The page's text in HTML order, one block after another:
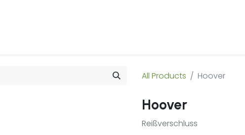
All Products Hoover
Hoover
Reißverschluss